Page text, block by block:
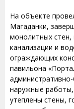
На объекте
Магаданки,
монолитных стен,
канализации и
ограждающих
павильона
наружные
утеплены стены,